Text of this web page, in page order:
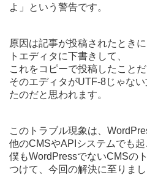
よ」という警告です。
原因は記事が投稿されたとき
トエディタに下書きして、
これをコピーで投稿したことだ
そのエディタがUTF-8じゃな
たのだと思われます。
このトラブル現象は、
他のCMSやAPIシステムでも起
僕もWordPressでないCMSの
つけて、今回の解決に至りまし